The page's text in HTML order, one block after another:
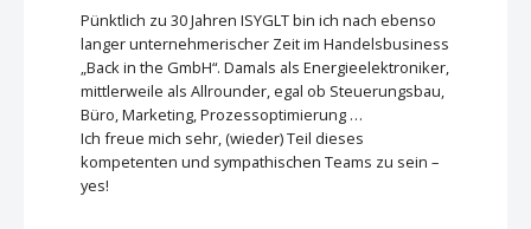
Pünktlich zu 30 Jahren ISYGLT bin ich nach ebenso
langer unternehmerischer Zeit im Handelsbusiness
„Back in the GmbH“. Damals als Energieelektroniker,
mittlerweile als Allrounder, egal ob Steuerungsbau,
Büro, Marketing, Prozessoptimierung …
Ich freue mich sehr, (wieder) Teil dieses
kompetenten und sympathischen Teams zu sein –
yes!